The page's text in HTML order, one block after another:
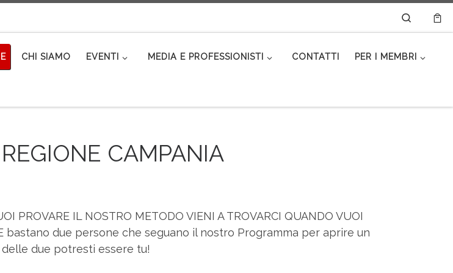
Search
CHI SIAMO EVENTI MEDIA E PROFESSIONISTI CONTATTI PER I MEMBRI
CAMPANIA
PROVARE IL NOSTRO METODO VIENI A TROVARCI QUANDO VUOI
bastano due persone che seguano il nostro Programma per aprire un
due potresti essere tu!